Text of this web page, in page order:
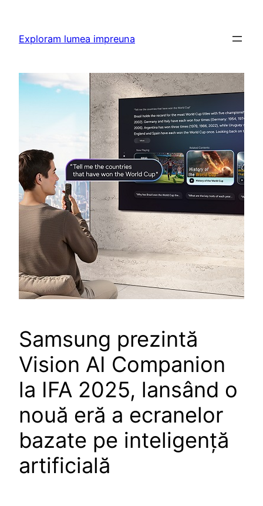
content
Exploram lumea impreuna
Samsung prezintă
Vision AI Companion
la IFA 2025, lansând o
nouă eră a ecranelor
bazate pe inteligență
artificială